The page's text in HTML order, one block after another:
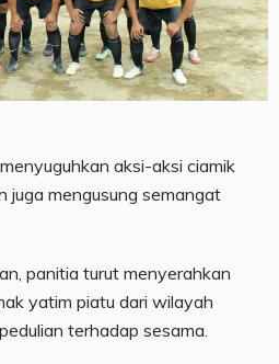
aksi-aksi ciamik
juga mengusung semangat
panitia turut menyerahkan
yatim piatu dari wilayah
terhadap sesama.